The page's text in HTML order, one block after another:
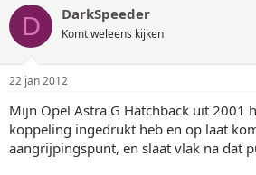
p
t
a
r
t
e
r
a
t
u
m
D DarkSpeeder
Komt weleens kijken
22 jan 2012
Mijn Opel Astra G Hatchback uit 2001
koppeling ingedrukt heb en op laat
aangrijpingspunt, en slaat vlak na dat